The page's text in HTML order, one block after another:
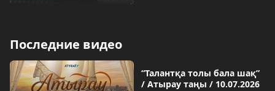
Последние видео
“Талантқа толы бала шақ”
/ Атырау таңы / 10.07.2026